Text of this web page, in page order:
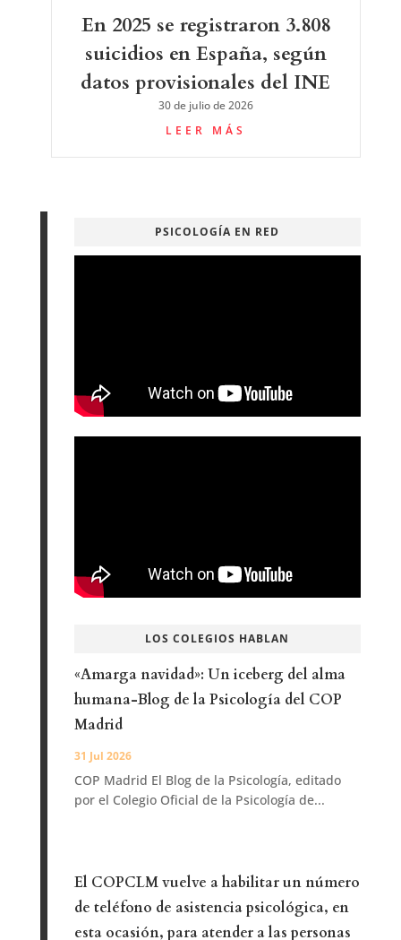
En 2025 se registraron 3.808
suicidios en España, según
datos provisionales del INE
30 de julio de 2026
LEER MÁS
PSICOLOGÍA EN RED
LOS COLEGIOS HABLAN
«Amarga navidad»: Un iceberg del alma
humana-Blog de la Psicología del COP
Madrid
31 Jul 2026
COP Madrid El Blog de la Psicología, editado
por el Colegio Oficial de la Psicología de...
El COPCLM vuelve a habilitar un número
de teléfono de asistencia psicológica, en
esta ocasión, para atender a las personas